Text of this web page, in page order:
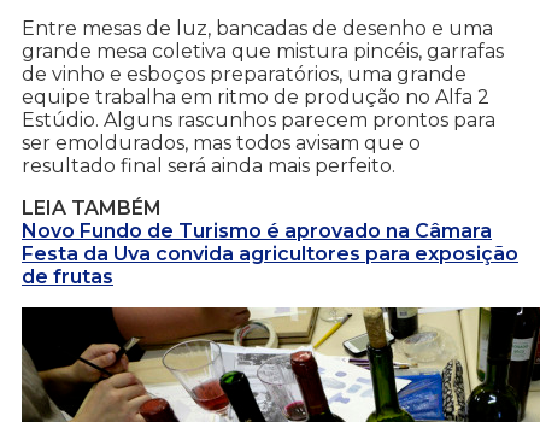
Entre mesas de luz, bancadas de desenho e uma
grande mesa coletiva que mistura pincéis, garrafas
de vinho e esboços preparatórios, uma grande
equipe trabalha em ritmo de produção no Alfa 2
Estúdio. Alguns rascunhos parecem prontos para
ser emoldurados, mas todos avisam que o
resultado final será ainda mais perfeito.
LEIA TAMBÉM
Novo Fundo de Turismo é aprovado na Câmara
Festa da Uva convida agricultores para exposição
de frutas